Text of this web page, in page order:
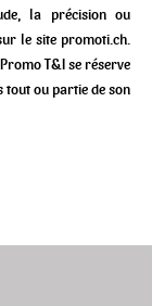
la précision ou
le site promoti.ch.
T&I se réserve
ou partie de son